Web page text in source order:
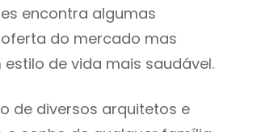
encontra algumas
do mercado mas
de vida mais saudável.
de diversos arquitetos e